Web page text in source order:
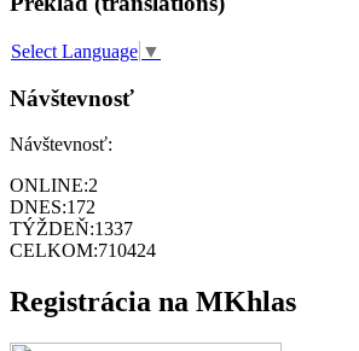
Select Language ▼
Návštevnosť
Návštevnosť:
ONLINE:2
DNES:172
TÝŽDEŇ:1337
CELKOM:710424
Registrácia na MKhlas